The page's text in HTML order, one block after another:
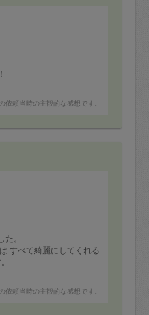
まで＝依頼料金の
まで＝依頼金額の
＝依頼金額の100%
額
（定期契約のみ）
する場合、毎週定
は月1回までキャ
ん。それ以上はキ
す。
依頼当時の主観的な感想です。
。
すべて綺麗にしてくれる
依頼当時の主観的な感想です。